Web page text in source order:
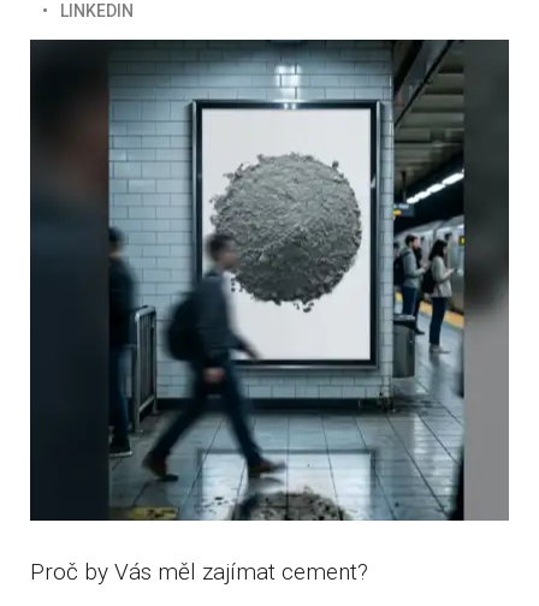
LINKEDIN
Proč by Vás měl zajímat cement?